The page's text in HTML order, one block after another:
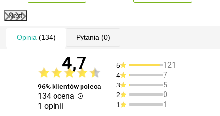
Next
Opinia (134) Pytania (0)
4,7
96% klientów poleca
134 ocena
1 opinii
5 121
4 7
3 5
2 0
1 1